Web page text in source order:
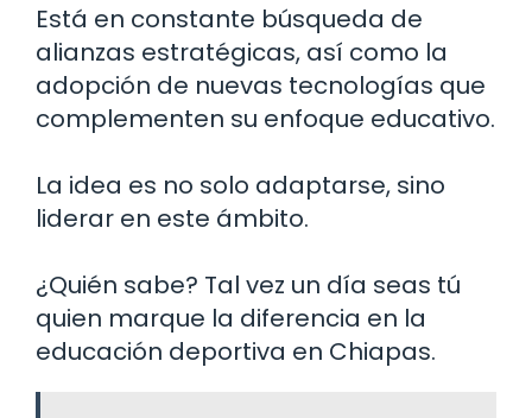
Está en constante búsqueda de
alianzas estratégicas, así como la
adopción de nuevas tecnologías que
complementen su enfoque educativo.
La idea es no solo adaptarse, sino
liderar en este ámbito.
¿Quién sabe? Tal vez un día seas tú
quien marque la diferencia en la
educación deportiva en Chiapas.